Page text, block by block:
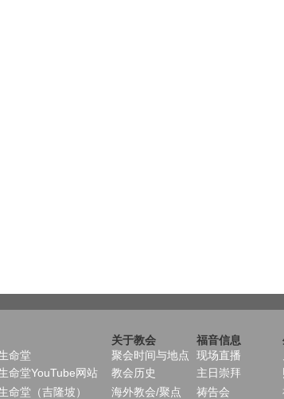
关于教会 福音信息
命堂 聚会时间与地点 现场直播
命堂YouTube网站 教会历史 主日崇拜
命堂（吉隆坡） 海外教会/聚点 祷告会